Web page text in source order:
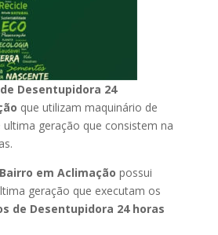
Desentupidora 24
que utilizam maquinário de
geração que consistem na
em Aclimação possui
geração que executam os
de Desentupidora 24 horas